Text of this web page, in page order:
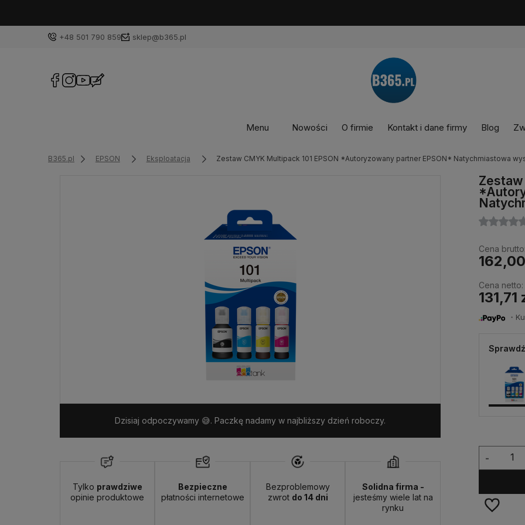
+48 501 790 859 sklep@b365.pl
Menu Nowości O firmie Kontakt i dane firmy Blog
B365.pl EPSON Eksploatacja Zestaw CMYK Multipack 101 EPSON *Autoryzowany partner EPSON* Natychmiastowa
Dzisiaj odpoczywamy 😅. Paczkę nadamy w najbliższy dzień roboczy.
Tylko prawdziwe
opinie produktowe
Bezpieczne
płatności internetowe
Bezproblemowy
zwrot do 14 dni
Solidna firma -
jesteśmy wiele lat na
rynku
Zestaw
Cena brutto:
Cena netto:
131,71
・
-